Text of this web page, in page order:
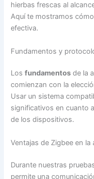
hierbas frescas al
Aquí te mostramos
efectiva.
Fundamentos y
Losfundamentos de la
comienzan con la
Usar un sistema
significativos en cuanto
de los dispositivos.
Ventajas de Zigbee en la
Durante nuestras
permite una